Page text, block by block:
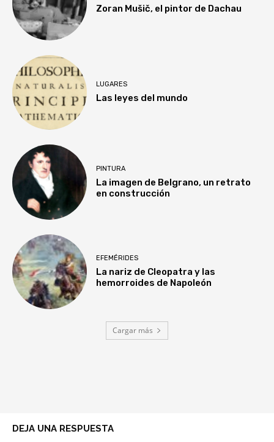
Zoran Mušič, el pintor de Dachau
LUGARES
Las leyes del mundo
PINTURA
La imagen de Belgrano, un retrato
en construcción
EFEMÉRIDES
La nariz de Cleopatra y las
hemorroides de Napoleón
Cargar más
DEJA UNA RESPUESTA